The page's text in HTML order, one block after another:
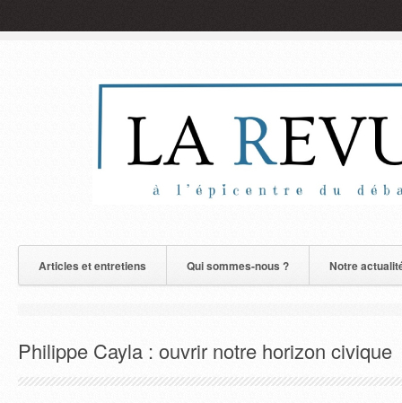
Articles et entretiens Qui sommes-nous ? Notre
Philippe Cayla : ouvrir notre horizon civique